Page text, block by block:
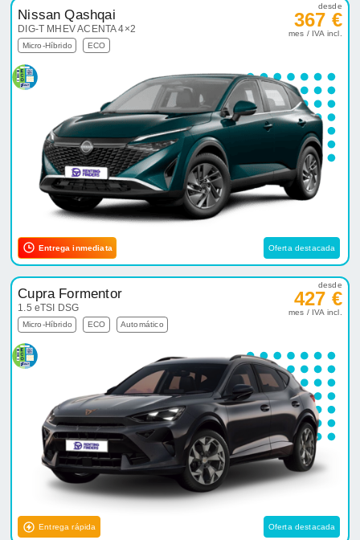
Nissan Qashqai
DIG-T MHEV ACENTA 4×2
Micro-Híbrido ECO
desde
367 €
mes / IVA incl.
Entrega inmediata Oferta destacada
Cupra Formentor
1.5 eTSI DSG
Micro-Híbrido ECO Automático
desde
427 €
mes / IVA incl.
Entrega rápida Oferta destacada